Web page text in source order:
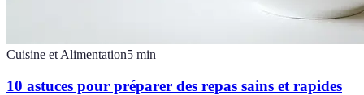
Cuisine et Alimentation5 min
10 astuces pour préparer des repas sains et rapides